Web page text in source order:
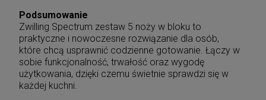
Podsumowanie
Zwilling Spectrum zestaw 5 noży w bloku to
praktyczne i nowoczesne rozwiązanie dla osób,
które chcą usprawnić codzienne gotowanie. Łączy w
sobie funkcjonalność, trwałość oraz wygodę
użytkowania, dzięki czemu świetnie sprawdzi się w
każdej kuchni.